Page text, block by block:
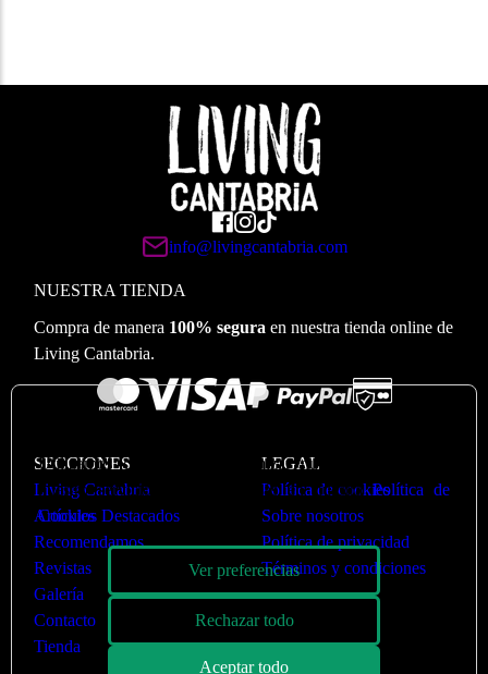
info@livingcantabria.com
NUESTRA TIENDA
Compra de manera 100% segura en nuestra tienda online de
Living Cantabria.
SECCIONES
Living Cantabria
Artículos Destacados
Recomendamos
Revistas
Galería
Contacto
Tienda
LEGAL
Política de cookies
Sobre nosotros
Política de privacidad
Términos y condiciones
Utilizamos cookies para optimizar nuestro sitio web y
nuestro servicio. Puede ver más en nuestraPolítica de
Cookies
Ver preferencias
Rechazar todo
Aceptar todo